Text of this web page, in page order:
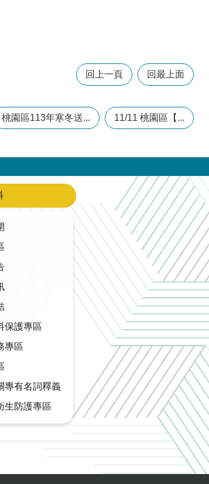
回上一頁 回最上面
桃園區113年寒冬送... 11/11 桃園區【...
保護專區
專區
專有名詞釋義
生防護專區